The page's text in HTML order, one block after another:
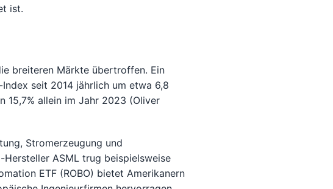
ist.
breiteren Märkte übertroffen. Ein
seit 2014 jährlich um etwa 6,8
15,7% allein im Jahr 2023 (Oliver
Stromerzeugung und
ASML trug beispielsweise
ETF (ROBO) bietet Amerikanern